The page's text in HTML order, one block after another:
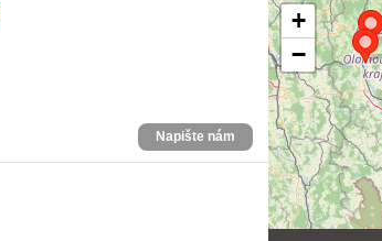
Napište nám
+
−